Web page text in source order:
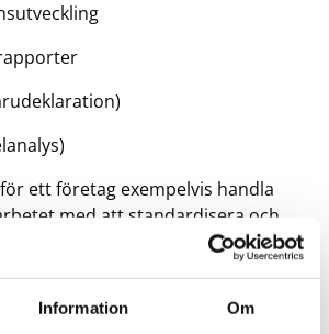
Information Om
ett företag exempelvis handla
med att standardisera och
eller att skapa en mall för
ska se ut. Det kan
(EPD:er) för företagets